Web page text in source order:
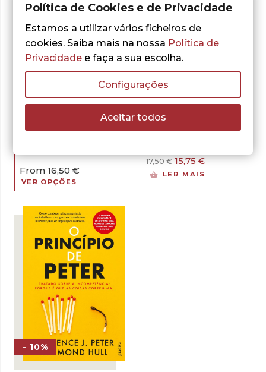
- 10%
O Princípio de
From 16,50 €
VER OPÇÕES
- 10%
Laurence J. Peter
Hull
O Princípio de
17,50€ O
preço
15,75€O
LER MAIS
- 10%
Política de Cookies e de Privacidade
Estamos a utilizar vários ficheiros de
cookies. Saiba mais na nossa Política de
Privacidade e faça a sua escolha.
Configurações
Aceitar todos